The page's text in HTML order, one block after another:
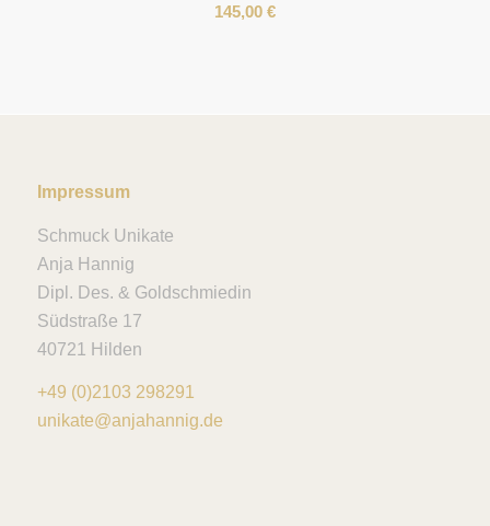
145,00 €
Impressum
Schmuck Unikate
Anja Hannig
Dipl. Des. & Goldschmiedin
Südstraße 17
40721 Hilden
+49 (0)2103 298291
unikate@anjahannig.de